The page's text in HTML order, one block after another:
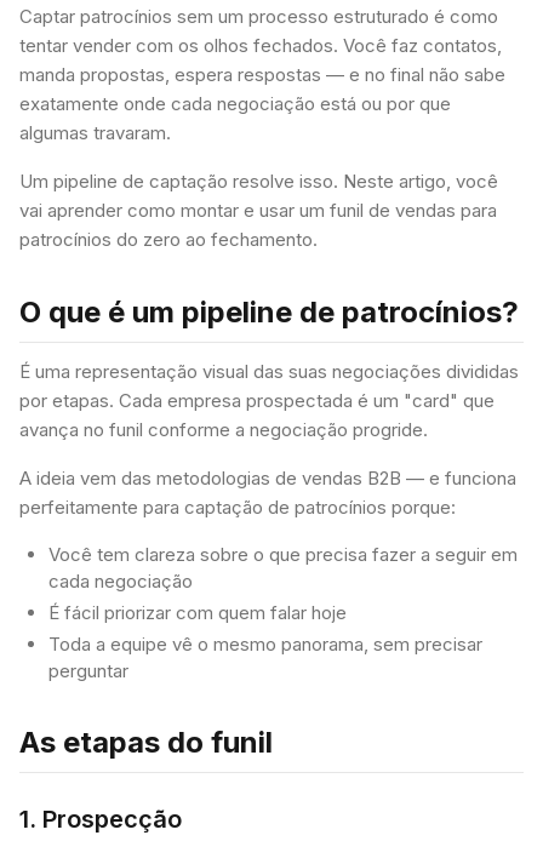
Captar patrocínios sem um processo estruturado é como
tentar vender com os olhos fechados. Você faz contatos,
manda propostas, espera respostas — e no final não sabe
exatamente onde cada negociação está ou por que
algumas travaram.
Um pipeline de captação resolve isso. Neste artigo, você
vai aprender como montar e usar um funil de vendas para
patrocínios do zero ao fechamento.
O que é um pipeline de patrocínios?
É uma representação visual das suas negociações divididas
por etapas. Cada empresa prospectada é um "card" que
avança no funil conforme a negociação progride.
A ideia vem das metodologias de vendas B2B — e funciona
perfeitamente para captação de patrocínios porque:
Você tem clareza sobre o que precisa fazer a seguir em
cada negociação
É fácil priorizar com quem falar hoje
Toda a equipe vê o mesmo panorama, sem precisar
perguntar
As etapas do funil
1. Prospecção